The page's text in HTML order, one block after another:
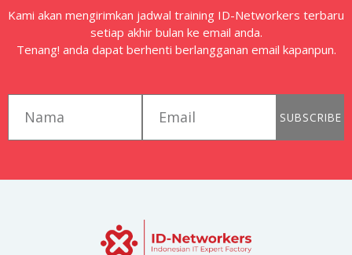
Kami akan mengirimkan jadwal training ID-Networkers terbaru
setiap akhir bulan ke email anda.
Tenang! anda dapat berhenti berlangganan email kapanpun.
SUBSCRIBE